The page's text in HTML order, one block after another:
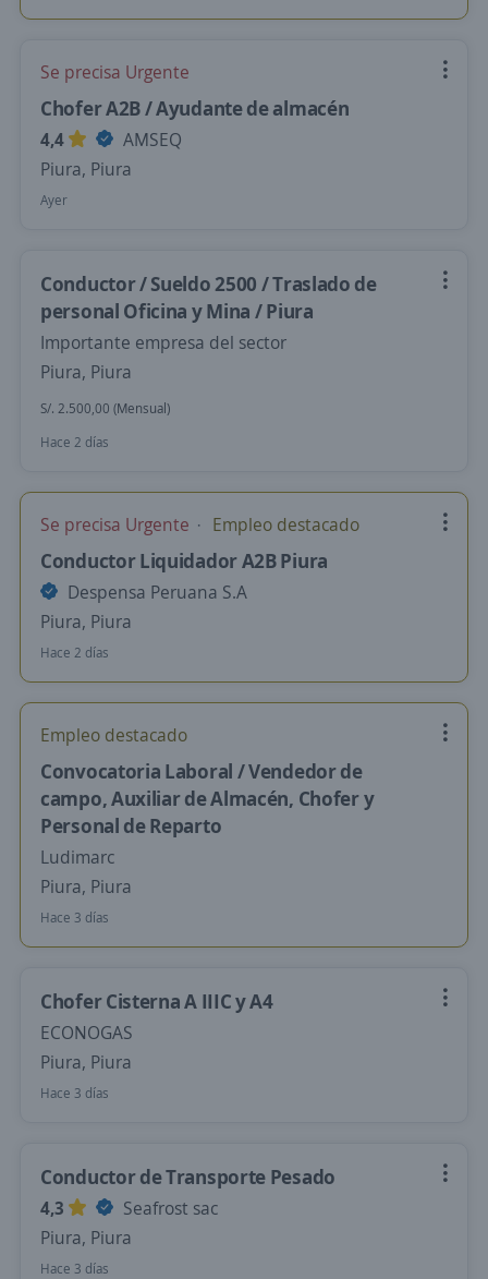
Se precisa Urgente
Chofer A2B / Ayudante de almacén
4,4
AMSEQ
Piura, Piura
Ayer
Conductor / Sueldo 2500 / Traslado de
personal Oficina y Mina / Piura
Importante empresa del sector
Piura, Piura
S/. 2.500,00 (Mensual)
Hace 2 días
Se precisa Urgente Empleo destacado
Conductor Liquidador A2B Piura
Despensa Peruana S.A
Piura, Piura
Hace 2 días
Empleo destacado
Convocatoria Laboral / Vendedor de
campo, Auxiliar de Almacén, Chofer y
Personal de Reparto
Ludimarc
Piura, Piura
Hace 3 días
Chofer Cisterna A IIIC y A4
ECONOGAS
Piura, Piura
Hace 3 días
Conductor de Transporte Pesado
4,3
Seafrost sac
Piura, Piura
Hace 3 días